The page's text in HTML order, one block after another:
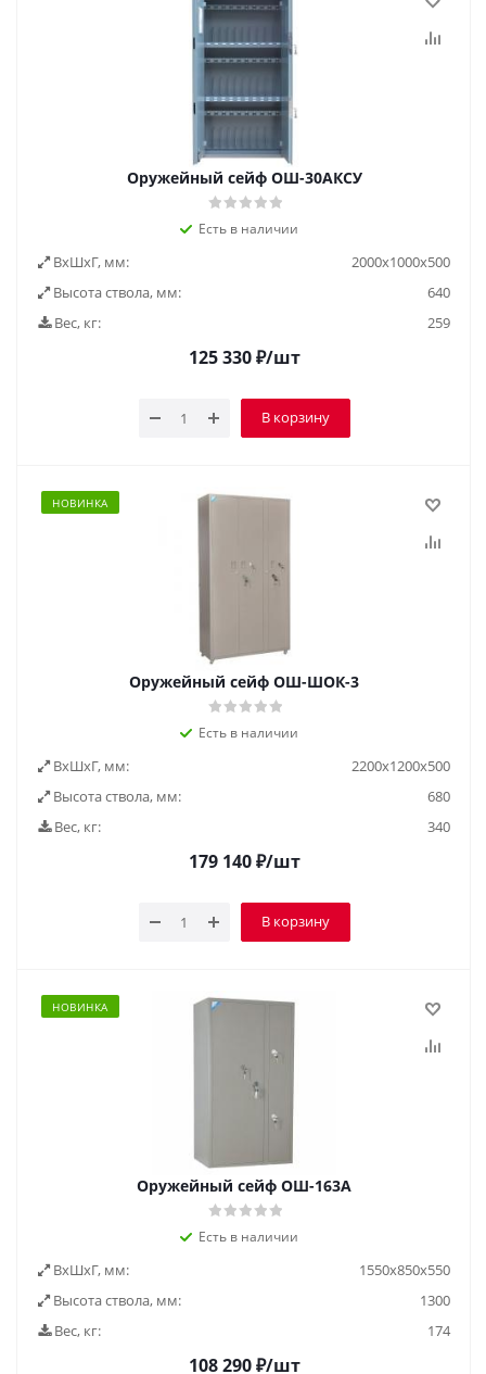
Оружейный сейф ОШ-30АКСУ
Есть в наличии
ВxШxГ, мм:
2000х1000х500
Высота ствола, мм:
640
Вес, кг:
259
125 330₽/шт
В корзину
НОВИНКА
Оружейный сейф ОШ-ШОК-3
Есть в наличии
ВxШxГ, мм:
2200x1200x500
Высота ствола, мм:
680
Вес, кг:
340
179 140₽/шт
В корзину
НОВИНКА
Оружейный сейф ОШ-163А
Есть в наличии
ВxШxГ, мм:
1550x850x550
Высота ствола, мм:
1300
Вес, кг:
174
108 290₽/шт